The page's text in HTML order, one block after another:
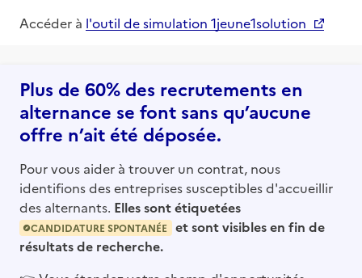
Accéder à l'outil de simulation 1jeune1solution
Plus de 60% des recrutements en
alternance se font sans qu’aucune
offre n’ait été déposée.
Pour vous aider à trouver un contrat, nous
identifions des entreprises susceptibles d'accueillir
des alternants. Elles sont étiquetées
CANDIDATURE SPONTANÉE
et sont visibles en fin de
résultats de recherche.